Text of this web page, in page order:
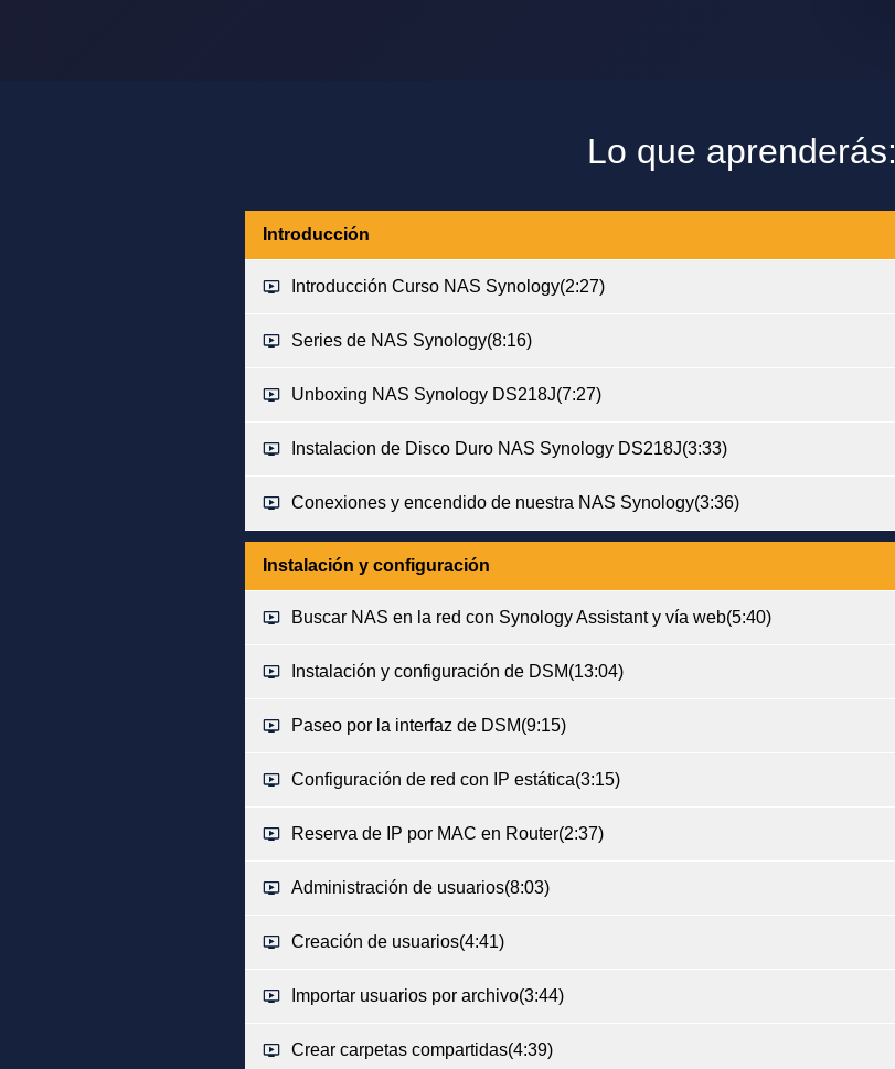
Lo que aprenderás:
Introducción
Introducción Curso NAS Synology(2:27)
Series de NAS Synology(8:16)
Unboxing NAS Synology DS218J(7:27)
Instalacion de Disco Duro NAS Synology DS218J(3:33)
Conexiones y encendido de nuestra NAS Synology(3:36)
Instalación y configuración
Buscar NAS en la red con Synology Assistant y vía web(5:40)
Instalación y configuración de DSM(13:04)
Paseo por la interfaz de DSM(9:15)
Configuración de red con IP estática(3:15)
Reserva de IP por MAC en Router(2:37)
Administración de usuarios(8:03)
Creación de usuarios(4:41)
Importar usuarios por archivo(3:44)
Crear carpetas compartidas(4:39)